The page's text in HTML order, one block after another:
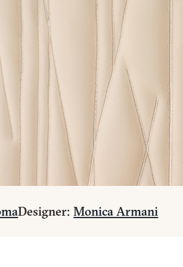
Designer: Monica Armani